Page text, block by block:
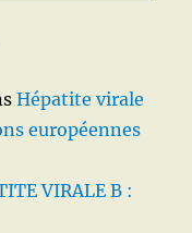
Hépatite virale
européennes
VIRALE B :